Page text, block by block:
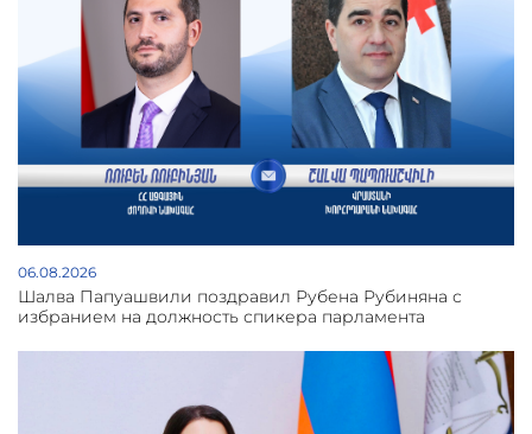
06.08.2026
Шалва Папуашвили поздравил Рубена Рубиняна с
избранием на должность спикера парламента